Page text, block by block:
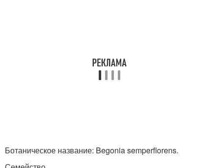
Ботаническое название: Begonia semperflorens.